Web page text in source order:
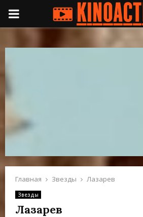
П
В
И
НГлавная Звезды Лазарев
Звезды
Лазарев